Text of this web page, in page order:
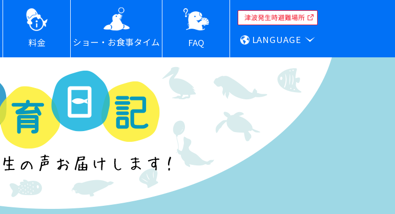
料金 ショー・お食事タイム FAQ LANGUAGE